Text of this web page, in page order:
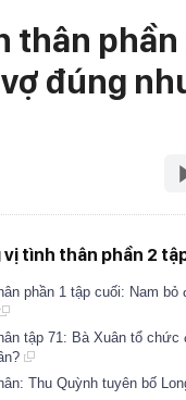
phần
đúng
tình thân phần 2
phần 1 tập cuối: Nam
tập 71: Bà Xuân tổ
Thu Quỳnh tuyên bố